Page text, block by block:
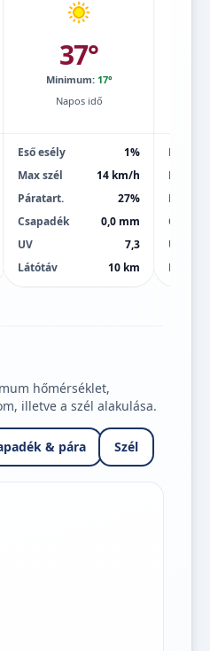
37°
Minimum: 17°
Napos idő
Eső esély
1%
Max szél
14 km/h
Páratart.
27%
Csapadék
0,0 mm
UV
7,3
Látótáv
10 km
Eső
Max
UV
Látótáv
hőmérséklet,
illetve a szél alakulása.
& pára Szél